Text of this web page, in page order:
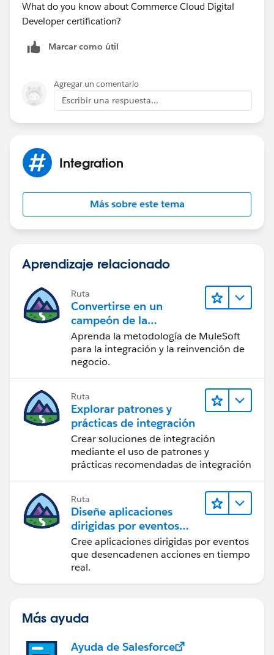
What do you know about Commerce Cloud Digital
Developer certification?
Marcar como útil
Agregar un comentario
Escribir una respuesta...
Integration
Más sobre este tema
Aprendizaje relacionado
Ruta
Convertirse en un
campeón de la
integración
Aprenda la metodología de MuleSoft
para la integración y la reinvención de
negocio.
Ruta
Explorar patrones y
prácticas de integración
Crear soluciones de integración
mediante el uso de patrones y
prácticas recomendadas de integración
Ruta
Diseñe aplicaciones
dirigidas por eventos
para la integración en
tiempo real
Cree aplicaciones dirigidas por eventos
que desencadenen acciones en tiempo
real.
Más ayuda
Ayuda de Salesforce